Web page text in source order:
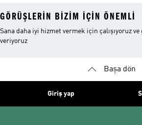
GÖRÜŞLERIN BIZIM IÇIN ÖNEMLI
Sana daha iyi hizmet vermek için çalışıyoruz
veriyoruz
Başa dön
Giriş yap